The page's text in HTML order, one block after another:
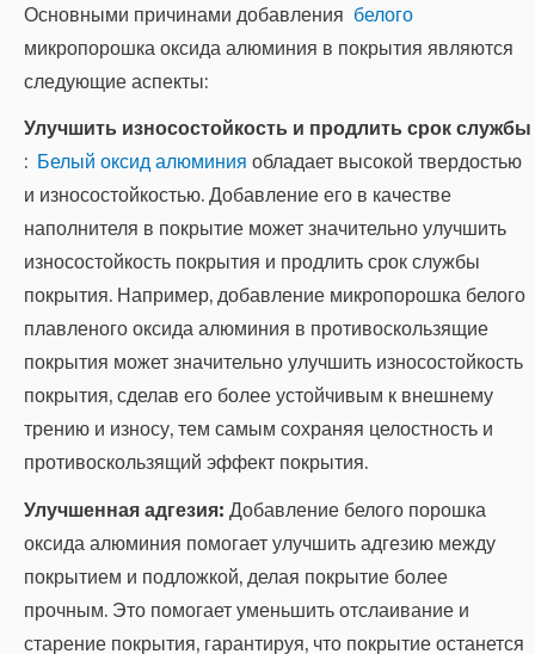
Основными причинами добавления белого
микропорошка оксида алюминия в покрытия являются
следующие аспекты:
Улучшить износостойкость и продлить срок службы
: Белый оксид алюминия обладает высокой твердостью
и износостойкостью. Добавление его в качестве
наполнителя в покрытие может значительно улучшить
износостойкость покрытия и продлить срок службы
покрытия. Например, добавление микропорошка белого
плавленого оксида алюминия в противоскользящие
покрытия может значительно улучшить износостойкость
покрытия, сделав его более устойчивым к внешнему
трению и износу, тем самым сохраняя целостность и
противоскользящий эффект покрытия.
Улучшенная адгезия: Добавление белого порошка
оксида алюминия помогает улучшить адгезию между
покрытием и подложкой, делая покрытие более
прочным. Это помогает уменьшить отслаивание и
старение покрытия, гарантируя, что покрытие останется